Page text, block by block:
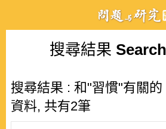
搜尋結果
搜尋結果 : 和"習慣"有關的
資料, 共有2筆